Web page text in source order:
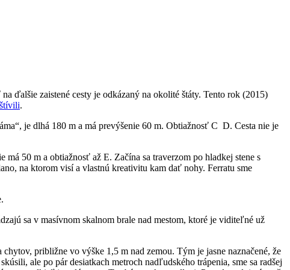
ďalšie zaistené cesty je odkázaný na okolité štáty. Tento rok (2015)
.
je dlhá 180 m a má prevýšenie 60 m. Obtiažnosť C ­ D. Cesta nie je
50 m a obtiažnosť až E. Začína sa traverzom po hladkej stene s
na ktorom visí a vlastnú kreativitu kam dať nohy. Ferratu sme
sa v masívnom skalnom brale nad mestom, ktoré je viditeľné už
približne vo výške 1,5 m nad zemou. Tým je jasne naznačené, že
ale po pár desiatkach metroch nadľudského trápenia, sme sa radšej